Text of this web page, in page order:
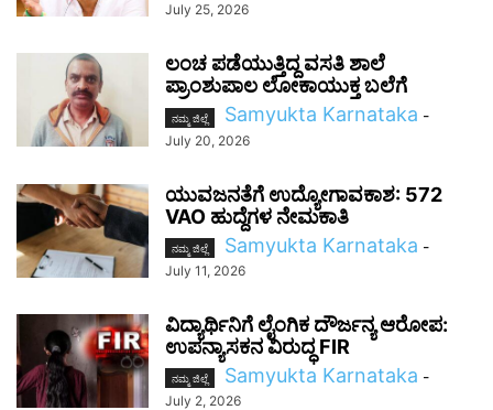
July 25, 2026
ಲಂಚ ಪಡೆಯುತ್ತಿದ್ದ ವಸತಿ ಶಾಲೆ
ಪ್ರಾಂಶುಪಾಲ ಲೋಕಾಯುಕ್ತ ಬಲೆಗೆ
ನಮ್ಮ ಜಿಲ್ಲೆ Samyukta Karnataka -
July 20, 2026
ಯುವಜನತೆಗೆ ಉದ್ಯೋಗಾವಕಾಶ: 572
VAO ಹುದ್ದೆಗಳ ನೇಮಕಾತಿ
ನಮ್ಮ ಜಿಲ್ಲೆ Samyukta Karnataka -
July 11, 2026
ವಿದ್ಯಾರ್ಥಿನಿಗೆ ಲೈಂಗಿಕ ದೌರ್ಜನ್ಯ ಆರೋಪ:
ಉಪನ್ಯಾಸಕನ ವಿರುದ್ಧ FIR
ನಮ್ಮ ಜಿಲ್ಲೆ Samyukta Karnataka -
July 2, 2026